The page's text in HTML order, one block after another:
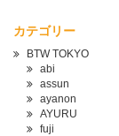
カテゴリー
BTW TOKYO
abi
assun
ayanon
AYURU
fuji